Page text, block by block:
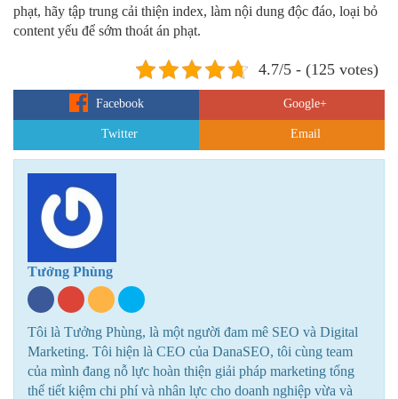
phạt, hãy tập trung cải thiện index, làm nội dung độc đáo, loại bỏ
content yếu để sớm thoát án phạt.
4.7/5 - (125 votes)
Facebook Google+
Twitter Email
Tưởng Phùng
Tôi là Tưởng Phùng, là một người đam mê SEO và Digital
Marketing. Tôi hiện là CEO của DanaSEO, tôi cùng team
của mình đang nỗ lực hoàn thiện giải pháp marketing tổng
thể tiết kiệm chi phí và nhân lực cho doanh nghiệp vừa và